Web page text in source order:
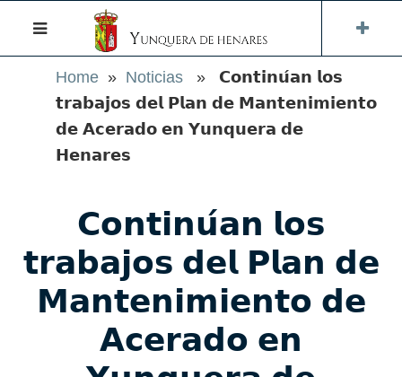
Home » Noticias » 𝗖𝗼𝗻𝘁𝗶𝗻𝘂́𝗮𝗻 𝗹𝗼𝘀
𝘁𝗿𝗮𝗯𝗮𝗷𝗼𝘀 𝗱𝗲𝗹 𝗣𝗹𝗮𝗻 𝗱𝗲 𝗠𝗮𝗻𝘁𝗲𝗻𝗶𝗺𝗶𝗲𝗻𝘁𝗼
𝗱𝗲 𝗔𝗰𝗲𝗿𝗮𝗱𝗼 𝗲𝗻 𝗬𝘂𝗻𝗾𝘂𝗲𝗿𝗮 𝗱𝗲
𝗛𝗲𝗻𝗮𝗿𝗲𝘀
𝗖𝗼𝗻𝘁𝗶𝗻𝘂́𝗮𝗻 𝗹𝗼𝘀
𝘁𝗿𝗮𝗯𝗮𝗷𝗼𝘀 𝗱𝗲𝗹 𝗣𝗹𝗮𝗻 𝗱𝗲
𝗠𝗮𝗻𝘁𝗲𝗻𝗶𝗺𝗶𝗲𝗻𝘁𝗼 𝗱𝗲
𝗔𝗰𝗲𝗿𝗮𝗱𝗼 𝗲𝗻